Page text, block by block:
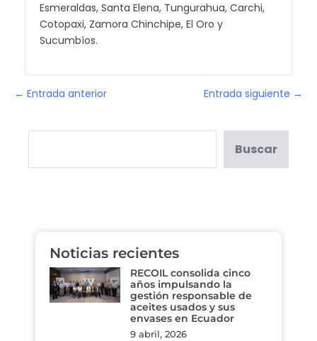
Esmeraldas, Santa Elena, Tungurahua, Carchi,
Cotopaxi, Zamora Chinchipe, El Oro y
Sucumbíos.
← Entrada anterior Entrada siguiente →
Buscar
Noticias recientes
RECOIL consolida cinco
años impulsando la
gestión responsable de
aceites usados y sus
envases en Ecuador
9 abril, 2026